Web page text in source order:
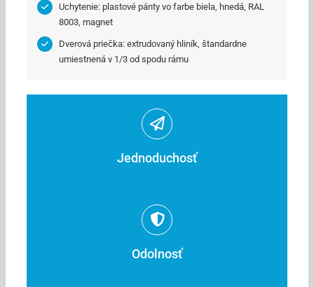
Uchytenie: plastové pánty vo farbe biela, hnedá, RAL
8003, magnet
Dverová priečka: extrudovaný hliník, štandardne
umiestnená v 1/3 od spodu rámu
Jednoduchosť
Odolnosť